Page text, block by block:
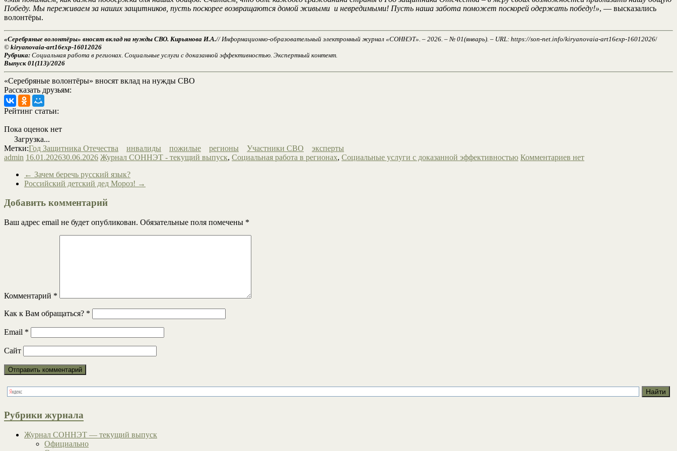
Победу. Мы переживаем за наших защитников, пусть поскорее возвращаются домой живыми и невредимыми! Пусть наша забота поможет поскорей одержать победу!», — высказались
волонтёры.
«Серебряные волонтёры» вносят вклад на нужды СВО. Кирьянова И.А.// Информационно-образовательный электронный журнал «СОННЭТ». – 2026. – № 01(январь). – URL: https://son-net.info/kiryanovaia-art16exp-16012026/
© kiryanovaia-art16exp-16012026
Рубрика: Социальная работа в регионах Социальные услуги с доказанной эффективностью. Экспертный контент.
Выпуск 01(113)/2026
«Серебряные волонтёры» вносят вклад на нужды СВО
Рассказать друзьям:
Рейтинг статьи:
Пока оценок нет
Загрузка...
Метки:Год Защитника Отечества инвалиды пожилые регионы Участники СВО
эксперты
admin 16.01.202630.06.2026 Журнал СОННЭТ - текущий выпуск, Социальная работа в регионах, Социальные услуги с доказанной эффективностью Комментариев нет
← Зачем беречь русский язык?
Российский детский дед Мороз! →
Добавить комментарий
Ваш адрес email не будет опубликован. Обязательные поля помечены *
Комментарий *
Как к Вам обращаться? *
Email *
Сайт
Рубрики журнала
Журнал СОННЭТ — текущий выпуск
Официально